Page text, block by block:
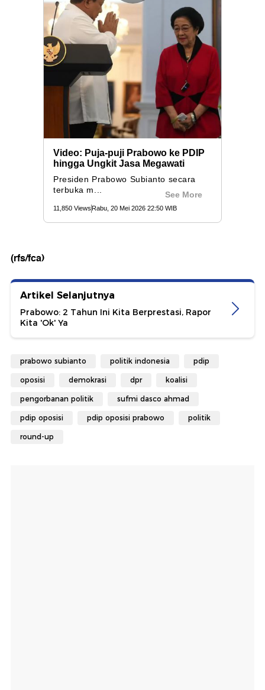
(rfs/fca)
Artikel Selanjutnya
Prabowo: 2 Tahun Ini Kita Berprestasi, Rapor
Kita 'Ok' Ya
prabowo subianto politik indonesia pdip
oposisi demokrasi dpr koalisi
pengorbanan politik sufmi dasco ahmad
pdip oposisi pdip oposisi prabowo politik
round-up